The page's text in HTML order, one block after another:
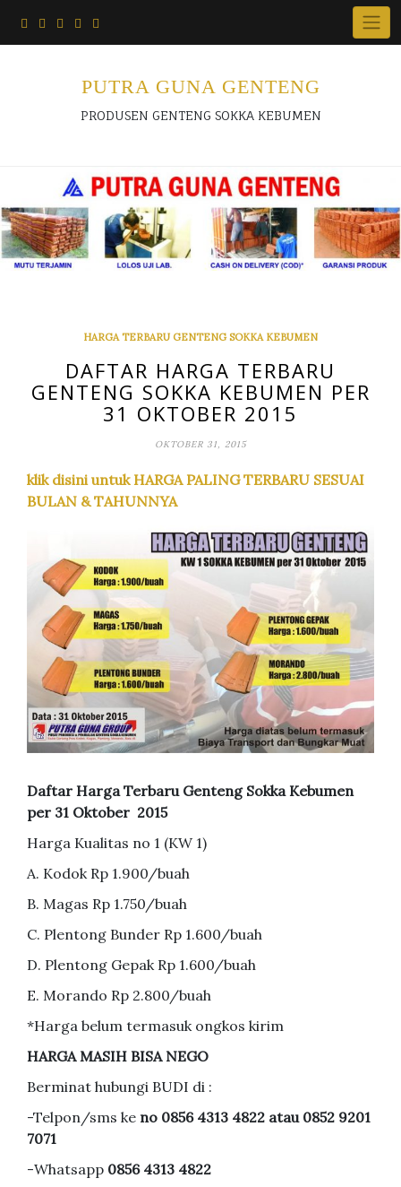
PUTRA GUNA GENTENG
PRODUSEN GENTENG SOKKA KEBUMEN
HARGA TERBARU GENTENG SOKKA KEBUMEN
DAFTAR HARGA TERBARU
GENTENG SOKKA KEBUMEN PER
31 OKTOBER 2015
OKTOBER 31, 2015
klik disini untukHARGA PALING TERBARU SESUAI
BULAN & TAHUNNYA
Daftar Harga Terbaru Genteng Sokka Kebumen
per 31 Oktober 2015
Harga Kualitas no 1 (KW 1)
A. Kodok Rp 1.900/buah
B. Magas Rp 1.750/buah
C. Plentong Bunder Rp 1.600/buah
D. Plentong Gepak Rp 1.600/buah
E. Morando Rp 2.800/buah
*Harga belum termasuk ongkos kirim
HARGA MASIH BISA NEGO
Berminat hubungi BUDI di :
-Telpon/sms ke no 0856 4313 4822 atau 0852 9201
7071
-Whatsapp 0856 4313 4822